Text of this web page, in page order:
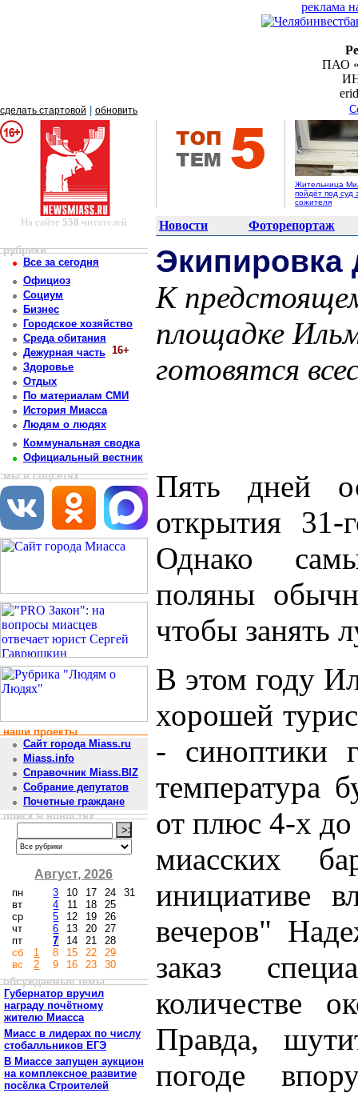
реклама
ПАО
сделать стартовой обновить
Жительница
пойдёт под суд
сожителя
На сайте 558 читателей Новости Фоторепортаж
рубрики
Все за сегодня
Официоз
Социум
Бизнес
Городское хозяйство
Среда обитания
Дежурная часть 16+
Здоровье
Отдых
По материалам СМИ
История Миасса
Людям о людях
Коммунальная сводка
Официальный вестник
мы в соцсетях
наши проекты
Сайт города Miass.ru
Miass.info
Справочник Miass.BIZ
Собрание депутатов
Почетные граждане
поиск в новостях
Август, 2026
пн
вт
ср
чт
пт
сб
вс
1
2
3
4
5
6
7
8
9
10
11
12
13
14
15
16
17
18
19
20
21
22
23
24
25
26
27
28
29
30
31
обсуждаемые темы
Губернатор вручил
награду почётному
жителю Миасса
Миасс в лидерах по числу
стобалльников ЕГЭ
В Миассе запущен аукцион
на комплексное развитие
посёлка Строителей
Экипировка
К
площадке
готовятся
Пять дней
открытия 31-
Однако
поляны
чтобы занять
В этом году
хорошей
- синоптики
температура
от плюс 4-х до
миасских
инициативе
вечеров"
заказ
количестве
Правда,
погоде